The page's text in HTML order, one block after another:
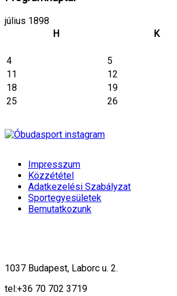
július 1898
H
K
4 5
11
12
18
19
25
26
Impresszum
Közzététel
Adatkezelési Szabályzat
Sportegyesületek
Bemutatkozunk
1037 Budapest, Laborc u. 2.
tel:+36 70 702 3719